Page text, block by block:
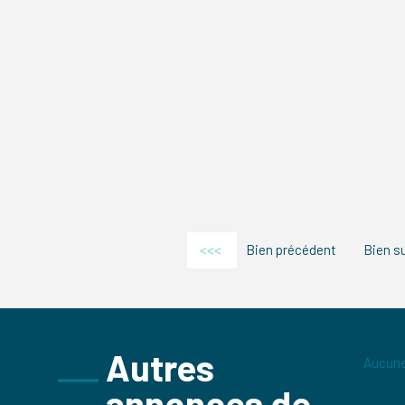
<<< Bien précédent Bien
Autres